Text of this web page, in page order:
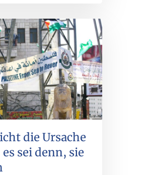
die Ursache
sei denn, sie